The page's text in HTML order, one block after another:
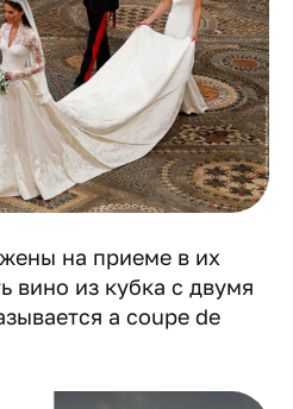
на приеме в их
вино из кубка с двумя
a coupe de